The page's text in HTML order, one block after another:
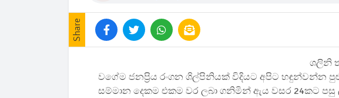
Share
ශලිනි
වගේම ජනප්‍රිය රංගන ශිල්පිනියක් විදියට අපිට හඳුන්වන්න
සම්මාන දෙකම එකම වර ලබා ගනිමින් ඇය වසර 24කට පසු